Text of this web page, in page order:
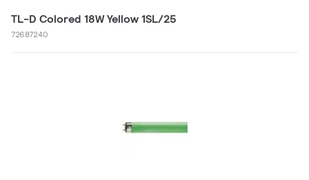
TL-D Colored 18W Yellow 1SL/25
72687240